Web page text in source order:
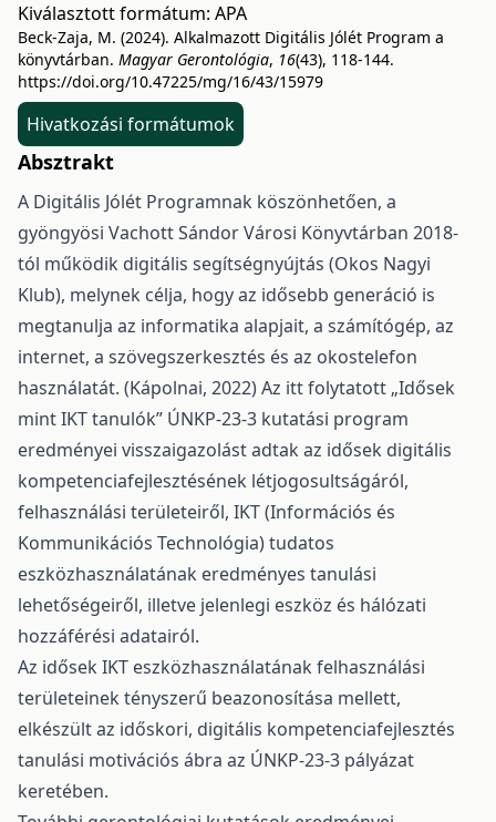
Kiválasztott formátum: APA
Beck-Zaja, M. (2024). Alkalmazott Digitális Jólét Program a
könyvtárban. Magyar Gerontológia, 16(43), 118-144.
https://doi.org/10.47225/mg/16/43/15979
Hivatkozási formátumok
Absztrakt
A Digitális Jólét Programnak köszönhetően, a
gyöngyösi Vachott Sándor Városi Könyvtárban 2018-
tól működik digitális segítségnyújtás (Okos Nagyi
Klub), melynek célja, hogy az idősebb generáció is
megtanulja az informatika alapjait, a számítógép, az
internet, a szövegszerkesztés és az okostelefon
használatát. (Kápolnai, 2022) Az itt folytatott „Idősek
mint IKT tanulók” ÚNKP-23-3 kutatási program
eredményei visszaigazolást adtak az idősek digitális
kompetenciafejlesztésének létjogosultságáról,
felhasználási területeiről, IKT (Információs és
Kommunikációs Technológia) tudatos
eszközhasználatának eredményes tanulási
lehetőségeiről, illetve jelenlegi eszköz és hálózati
hozzáférési adatairól.
Az idősek IKT eszközhasználatának felhasználási
területeinek tényszerű beazonosítása mellett,
elkészült az időskori, digitális kompetenciafejlesztés
tanulási motivációs ábra az ÚNKP-23-3 pályázat
keretében.